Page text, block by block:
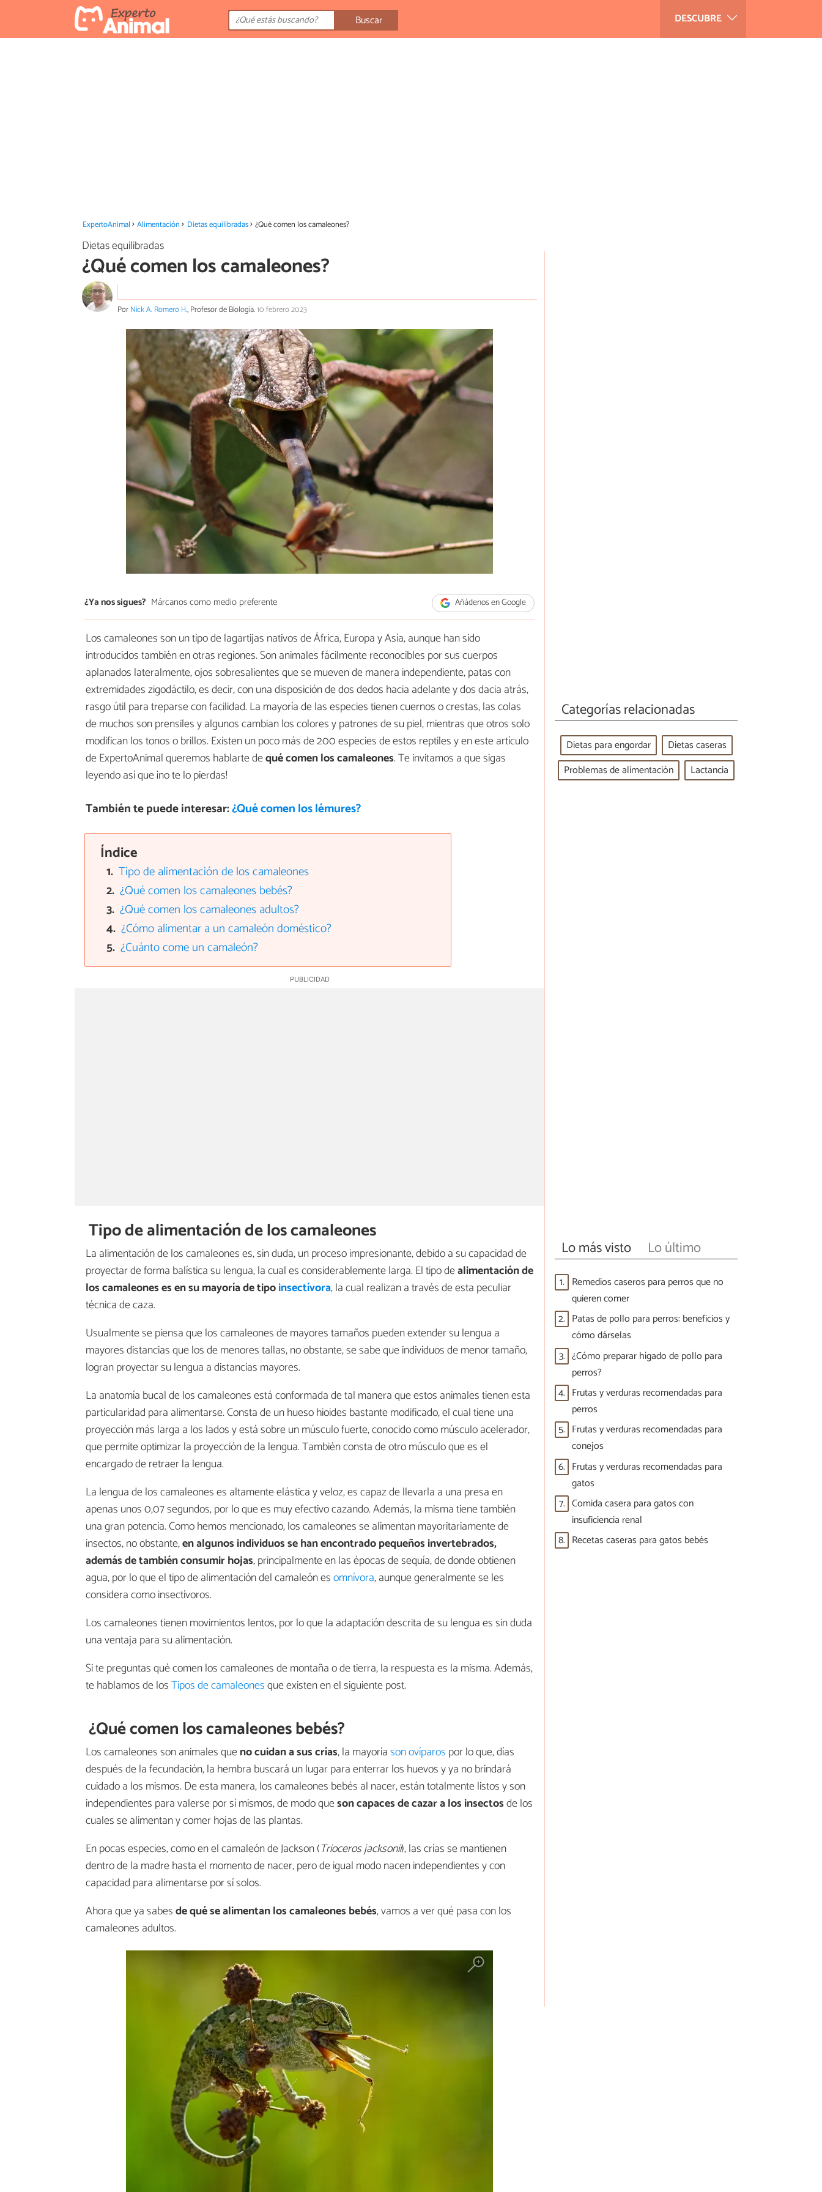
DESCUBRE
Buscar
ExpertoAnimal Alimentación Dietas equilibradas ¿Qué comen los camaleones?
Dietas equilibradas
¿Qué comen los camaleones?
PorNick A. Romero H., Profesor de Biología.10 febrero 2023
¿Ya nos sigues? Márcanos como medio preferente Añádenos en Google
Los camaleones son un tipo de lagartijas nativos de África, Europa y Asía, aunque han sido
introducidos también en otras regiones. Son animales fácilmente reconocibles por sus cuerpos
aplanados lateralmente, ojos sobresalientes que se mueven de manera independiente, patas con
extremidades zigodáctilo, es decir, con una disposición de dos dedos hacia adelante y dos dacia atrás,
rasgo útil para treparse con facilidad. La mayoría de las especies tienen cuernos o crestas, las colas
de muchos son prensiles y algunos cambian los colores y patrones de su piel, mientras que otros solo
modifican los tonos o brillos. Existen un poco más de 200 especies de estos reptiles y en este artículo
de ExpertoAnimal queremos hablarte dequé comen los camaleones. Te invitamos a que sigas
leyendo así que ¡no te lo pierdas!
También te puede interesar:¿Qué comen los lémures?
Índice
Tipo de alimentación de los camaleones
¿Qué comen los camaleones bebés?
¿Qué comen los camaleones adultos?
¿Cómo alimentar a un camaleón doméstico?
¿Cuánto come un camaleón?
Tipo de alimentación de los camaleones
La alimentación de los camaleones es, sin duda, un proceso impresionante, debido a su capacidad de
proyectar de forma balística su lengua, la cual es considerablemente larga. El tipo dealimentación de
los camaleones esen su mayoría de tipoinsectívora, la cual realizan a través de esta peculiar
técnica de caza.
Usualmente se piensa que los camaleones de mayores tamaños pueden extender su lengua a
mayores distancias que los de menores tallas, no obstante, se sabe que individuos de menor tamaño,
logran proyectar su lengua a distancias mayores.
La anatomía bucal de los camaleones está conformada de tal manera que estos animales tienen esta
particularidad para alimentarse. Consta de un hueso hioides bastante modificado, el cual tiene una
proyección más larga a los lados y está sobre un músculo fuerte, conocido como músculo acelerador,
que permite optimizar la proyección de la lengua. También consta de otro músculo que es el
encargado de retraer la lengua.
La lengua de los camaleones es altamente elástica y veloz, es capaz de llevarla a una presa en
apenas unos 0,07 segundos, por lo que es muy efectivo cazando. Además, la misma tiene también
una gran potencia. Como hemos mencionado, los camaleones se alimentan mayoritariamente de
insectos, no obstante,en algunos individuos se han encontrado pequeños invertebrados,
además de también consumir hojas, principalmente en las épocas de sequía, de donde obtienen
agua, por lo que el tipo de alimentación del camaleón esomnívora, aunque generalmente se les
considera como insectívoros.
Los camaleones tienen movimientos lentos, por lo que la adaptación descrita de su lengua es sin duda
una ventaja para su alimentación.
Si te preguntas qué comen los camaleones de montaña o de tierra, la respuesta es la misma. Además,
te hablamos de losTipos de camaleonesque existen en el siguiente post.
¿Qué comen los camaleones bebés?
Los camaleones son animales queno cuidan a sus crías, la mayoríason ovíparos por lo que, días
después de la fecundación, la hembra buscará un lugar para enterrar los huevos y ya no brindará
cuidado a los mismos. De esta manera, los camaleones bebés al nacer, están totalmente listos y son
independientes para valerse por sí mismos, de modo queson capaces de cazar a los insectosde los
cuales se alimentan y comer hojas de las plantas.
En pocas especies, como en el camaleón de Jackson (Trioceros jacksonii), las crías se mantienen
dentro de la madre hasta el momento de nacer, pero de igual modo nacen independientes y con
capacidad para alimentarse por sí solos.
Ahora que ya sabesde qué se alimentan los camaleones bebés, vamos a ver qué pasa con los
camaleones adultos.
Categorías relacionadas
Dietas para engordar
Dietas caseras
Problemas de alimentación
Lactancia
Lo más visto Lo último
1. Remedios caseros para perros que no
quieren comer
2. Patas de pollo para perros: beneficios y
cómo dárselas
3. ¿Cómo preparar hígado de pollo para
perros?
4. Frutas y verduras recomendadas para
perros
5. Frutas y verduras recomendadas para
conejos
6. Frutas y verduras recomendadas para
gatos
7. Comida casera para gatos con
insuficiencia renal
8. Recetas caseras para gatos bebés